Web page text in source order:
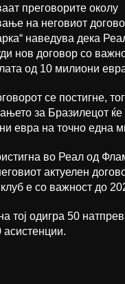
преговорите околу
на неговиот
наведува дека
нов договор со
од 10 милиони
се постигне,
за Бразилецот
евра на точно една
во Реал од
актуелен
е со важност до
тој одигра 50
асистенции.